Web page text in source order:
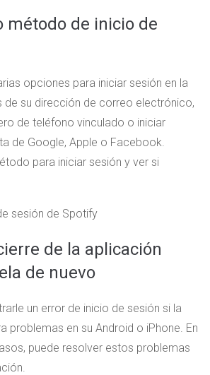
método de inicio de
opciones para iniciar sesión en la
de su dirección de correo electrónico,
de teléfono vinculado o iniciar
de Google, Apple o Facebook.
para iniciar sesión y ver si
de la aplicación
de nuevo
un error de inicio de sesión si la
problemas en su Android o iPhone. En
puede resolver estos problemas